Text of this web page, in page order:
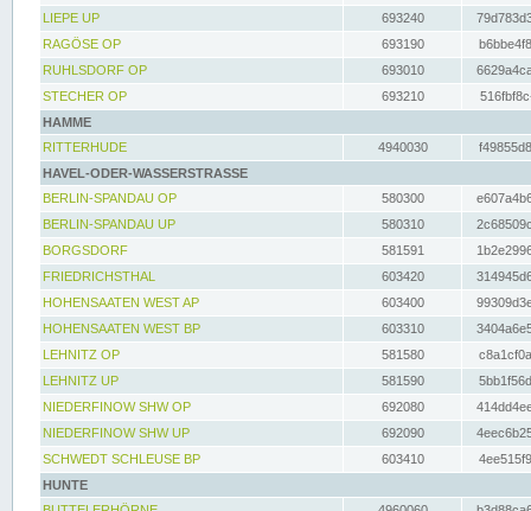
LIEPE UP
693240
RAGÖSE OP
693190
RUHLSDORF OP
693010
STECHER OP
693210
HAMME
RITTERHUDE
4940030
HAVEL-ODER-WASSERSTRASSE
BERLIN-SPANDAU OP
580300
BERLIN-SPANDAU UP
580310
BORGSDORF
581591
FRIEDRICHSTHAL
603420
HOHENSAATEN WEST AP
603400
HOHENSAATEN WEST BP
603310
LEHNITZ OP
581580
LEHNITZ UP
581590
NIEDERFINOW SHW OP
692080
NIEDERFINOW SHW UP
692090
SCHWEDT SCHLEUSE BP
603410
HUNTE